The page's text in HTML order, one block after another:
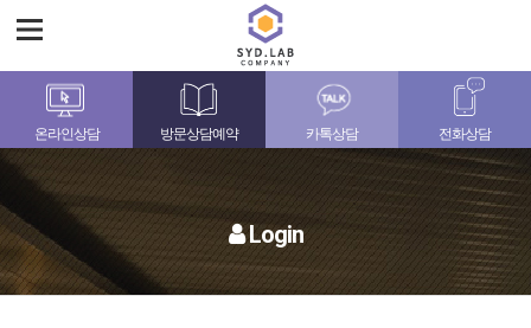
온라인상담 방문상담예약 카톡상담 전화상담
Login